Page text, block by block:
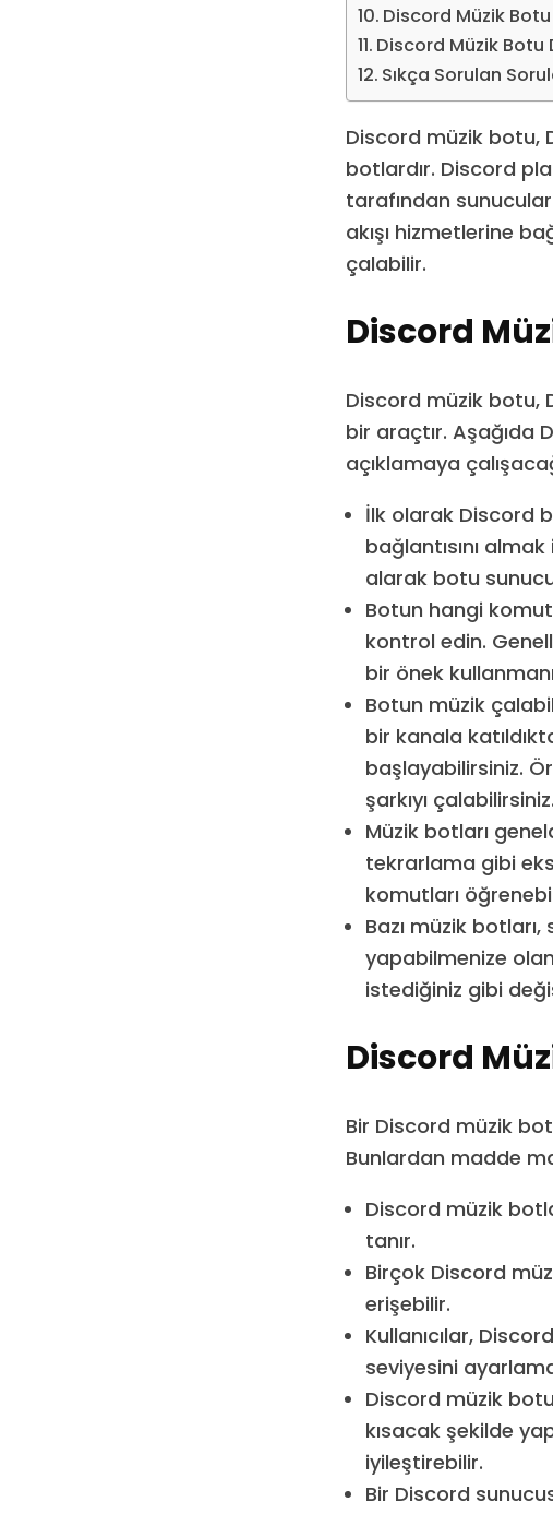
Discord Müzik
Discord Müzik Botu
Sıkça Sorulan
Discord müzik botu,
botlardır. Discord
tarafından
akışı hizmetlerine
çalabilir.
Discord
Discord müzik botu,
bir araçtır. Aşağıda
açıklamaya
İlk olarak Discord
bağlantısını
alarak botu
Botun hangi
kontrol edin.
bir önek
Botun müzik
bir kanala
başlayabilirsiniz.
şarkıyı çalabilirsiniz.
Müzik botları
tekrarlama gibi
komutları
Bazı müzik
yapabilmenize
istediğiniz gibi
Discord
Bir Discord müzik
Bunlardan madde
Discord müzik
tanır.
Birçok Discord
erişebilir.
Kullanıcılar,
seviyesini
Discord müzik
kısacak şekilde
iyileştirebilir.
Bir Discord